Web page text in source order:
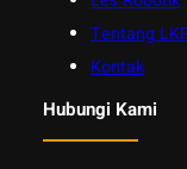
Tentang
Kontak
Hubungi Kami